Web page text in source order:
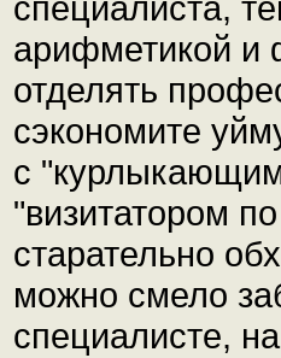
специалиста,
арифметикой и
отделять
сэкономите
с
"визитатором
старательно
можно смело
специалисте,